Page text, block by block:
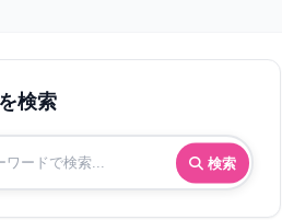
検索
検索